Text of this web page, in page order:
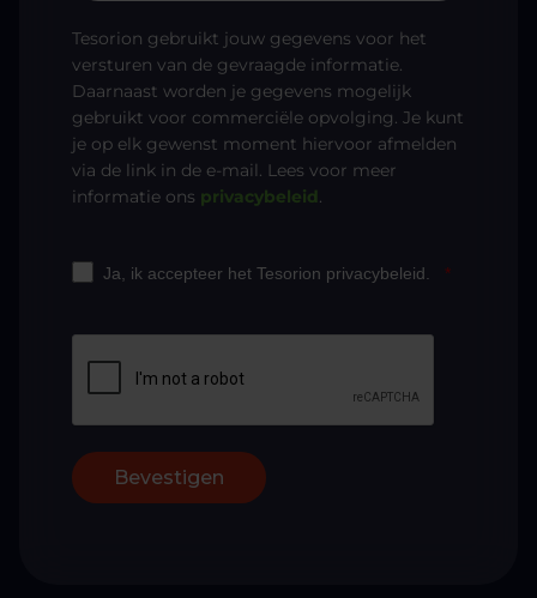
Tesorion gebruikt jouw gegevens voor het
versturen van de gevraagde informatie.
Daarnaast worden je gegevens mogelijk
gebruikt voor commerciële opvolging. Je kunt
je op elk gewenst moment hiervoor afmelden
via de link in de e-mail. Lees voor meer
informatie ons privacybeleid.
Ja, ik accepteer het Tesorion privacybeleid. *
Bevestigen